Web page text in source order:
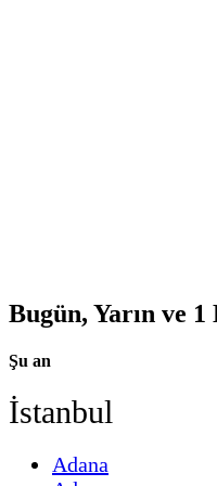
Bugün, Yarın ve
Şu an
İstanbul
Adana